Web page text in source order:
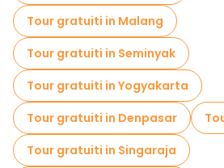
Tour gratuiti in Malang
Tour gratuiti in Seminyak
Tour gratuiti in Yogyakarta
Tour gratuiti in Denpasar
Tour gratuiti in Singaraja